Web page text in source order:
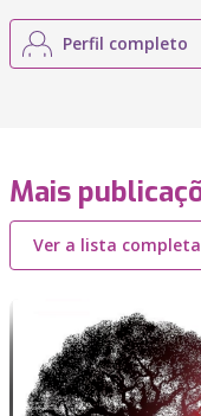
Perfil completo
Mais
Ver a lista completa